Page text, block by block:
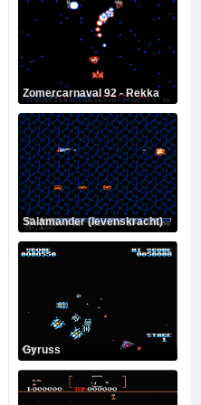
Zomercarnaval 92 - Rekka
Salamander (levenskracht)
Gyruss